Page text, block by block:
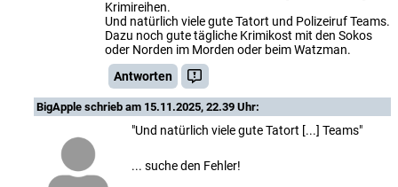
Krimireihen.
Und natürlich viele gute Tatort und Polizeiruf Teams.
Dazu noch gute tägliche Krimikost mit den Sokos
oder Norden im Morden oder beim Watzman.
Antworten
BigApple schrieb am 15.11.2025, 22.39 Uhr:
"Und natürlich viele gute Tatort [...] Teams"
... suche den Fehler!